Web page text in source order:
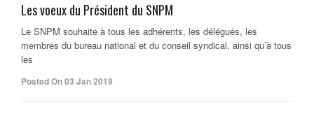
Les voeux du Président du SNPM
Le SNPM souhaite à tous les adhérents, les délégués, les
membres du bureau national et du conseil syndical, ainsi qu’à tous
les
Posted On 03 Jan 2019